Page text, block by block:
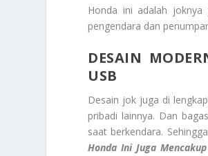
Honda ini adalah
pengendara dan
DESAIN
USB
Desain jok juga di
pribadi lainnya. Dan
saat berkendara.
Honda Ini Juga